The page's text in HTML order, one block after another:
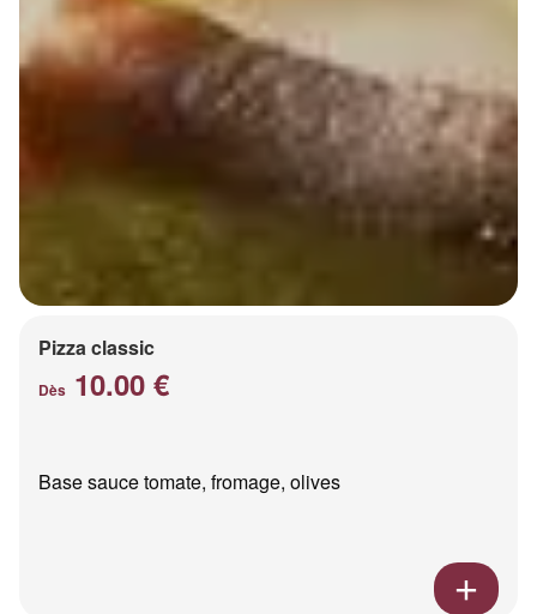
Pizza classic
Dès 10.00 €
Base sauce tomate, fromage, olives